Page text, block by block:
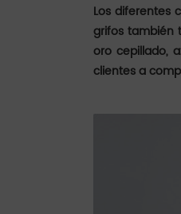
Los diferentes
grifos también
oro cepillado,
clientes a